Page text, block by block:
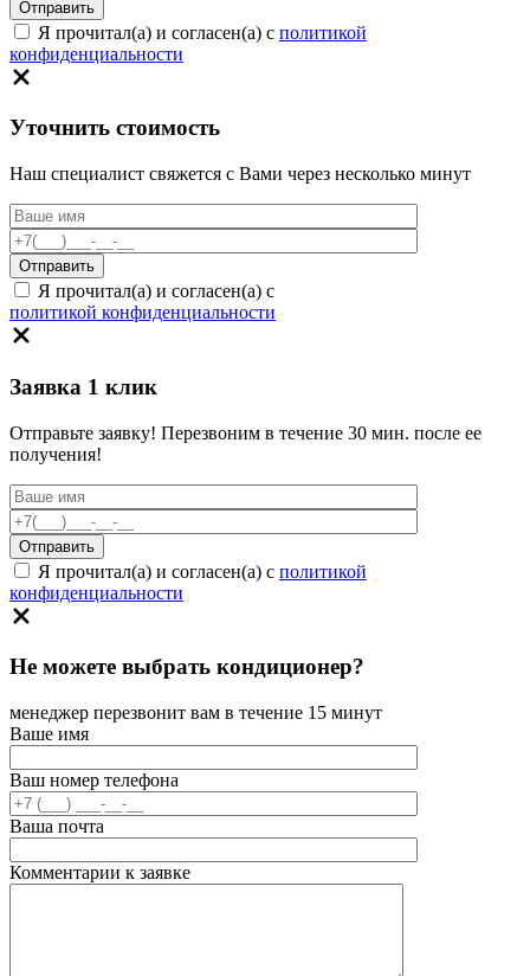
Я прочитал(а) и согласен(а) с политикой
конфиденциальности
Уточнить стоимость
Наш специалист свяжется с Вами через несколько минут
Я прочитал(а) и согласен(а) с
политикой конфиденциальности
Заявка 1 клик
Отправьте заявку! Перезвоним в течение 30 мин. после ее
получения!
Я прочитал(а) и согласен(а) с политикой
конфиденциальности
Не можете выбрать кондиционер?
менеджер перезвонит вам в течение 15 минут
Ваше имя
Ваш номер телефона
Ваша почта
Комментарии к заявке